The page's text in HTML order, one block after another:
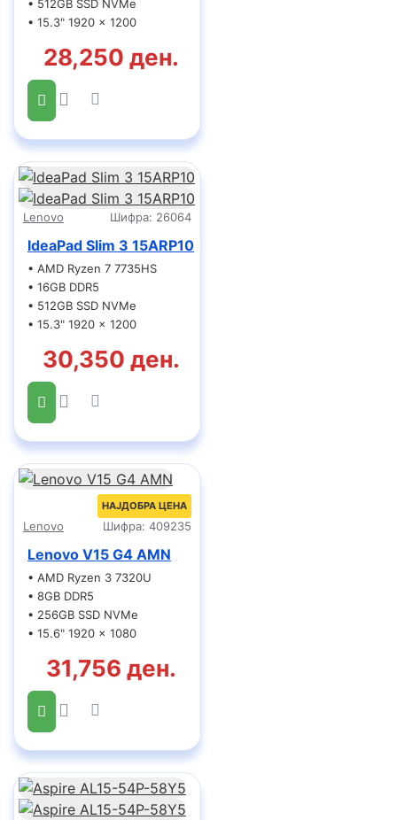
• 512GB SSD NVMe
• 15.3" 1920 x 1200
28,250 ден.
Lenovo Шифра: 26064
IdeaPad Slim 3 15ARP10
• AMD Ryzen 7 7735HS
• 16GB DDR5
• 512GB SSD NVMe
• 15.3" 1920 x 1200
30,350 ден.
НАЈДОБРА ЦЕНА
Lenovo Шифра: 409235
Lenovo V15 G4 AMN
• AMD Ryzen 3 7320U
• 8GB DDR5
• 256GB SSD NVMe
• 15.6" 1920 x 1080
31,756 ден.